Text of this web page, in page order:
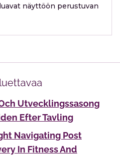
näyttöön perustuvan
Utvecklingssasong
Efter Tavling
Navigating Post
In Fitness And